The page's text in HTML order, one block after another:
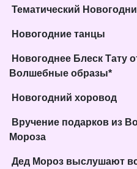
Тематический
Новогодние танцы
Новогоднее Блеск Тату
Волшебные образы*
Новогодний хоровод
Вручение подарков из
Мороза
Дед Мороз выслушают